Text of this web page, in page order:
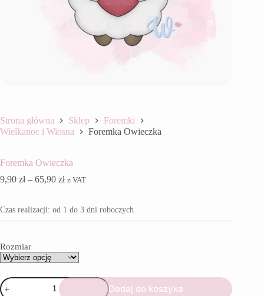
Strona główna Sklep
Foremki
Wielkanoc i Wiosna
Foremka Owieczka
Foremka Owieczka
9,90 zł – 65,90 złZakres
9,90 zł
do
z VAT
Czas realizacji: od 1 do 3 dni roboczych
Rozmiar
ilość
Foremka
Dodaj do koszyka